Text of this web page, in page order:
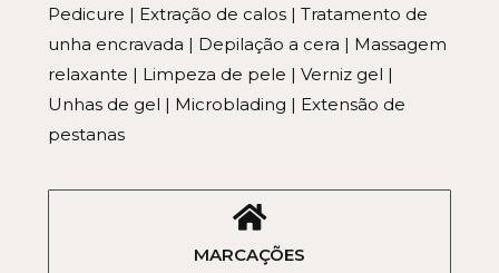
Pedicure | Extração de calos | Tratamento de
unha encravada | Depilação a cera | Massagem
relaxante | Limpeza de pele | Verniz gel |
Unhas de gel | Microblading | Extensão de
pestanas
MARCAÇÕES